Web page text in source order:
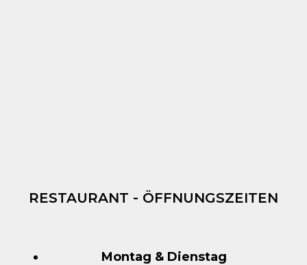
RESTAURANT - ÖFFNUNGSZEITEN
Montag & Dienstag